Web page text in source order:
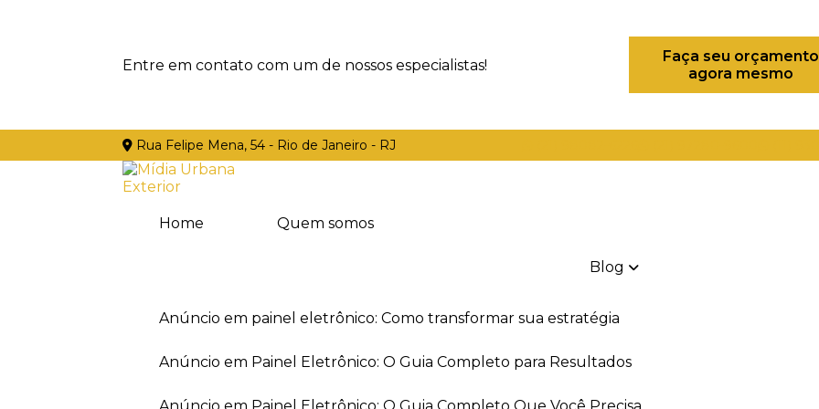
Entre em contato com um de nossos especialistas!
Faça seu orçamento
agora mesmo
Rua Felipe Mena, 54 - Rio de Janeiro - RJ
Home Quem somos
Blog
Anúncio em painel eletrônico: Como transformar sua estratégia
Anúncio em Painel Eletrônico: O Guia Completo para Resultados